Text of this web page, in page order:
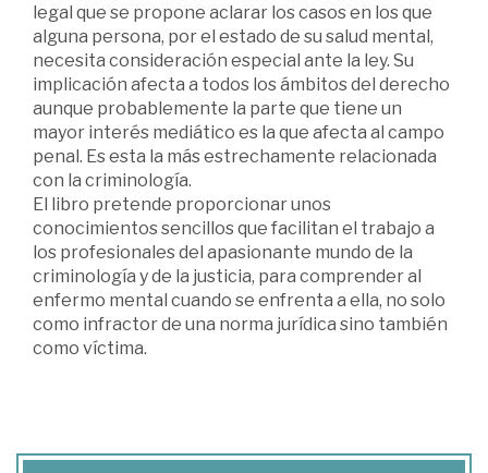
legal que se propone aclarar los casos en los que
alguna persona, por el estado de su salud mental,
necesita consideración especial ante la ley. Su
implicación afecta a todos los ámbitos del derecho
aunque probablemente la parte que tiene un
mayor interés mediático es la que afecta al campo
penal. Es esta la más estrechamente relacionada
con la criminología.
El libro pretende proporcionar unos
conocimientos sencillos que facilitan el trabajo a
los profesionales del apasionante mundo de la
criminología y de la justicia, para comprender al
enfermo mental cuando se enfrenta a ella, no solo
como infractor de una norma jurídica sino también
como víctima.